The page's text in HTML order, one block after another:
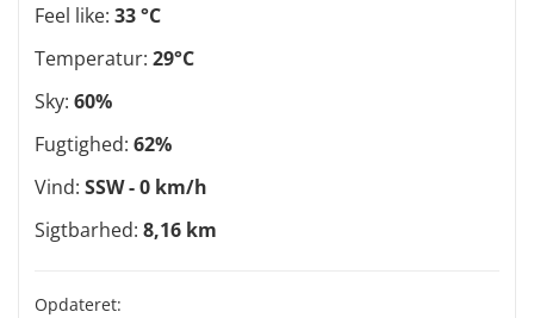
Feel like: 33 °C
Temperatur: 29°C
Sky: 60%
Fugtighed: 62%
Vind: SSW - 0 km/h
Sigtbarhed: 8,16 km
Opdateret: